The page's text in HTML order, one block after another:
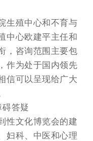
生殖中心和不育与
中心欧建平主任和
，咨询范围主要包
作为处于国内领先
信可以呈现给广大
答疑
性文化博览会的建
妇科、中医和心理